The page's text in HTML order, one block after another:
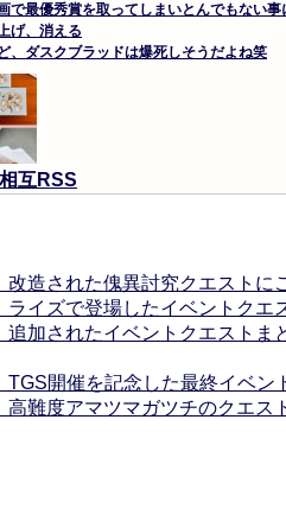
で最優秀賞を取ってしまいとんでもない事
げ、消える
、ダスクブラッドは爆死しそうだよね笑
互RSS
改造された傀異討究クエスト
ライズで登場したイベントク
追加されたイベントクエスト
TGS開催を記念した最終イベ
高難度アマツマガツチのクエス